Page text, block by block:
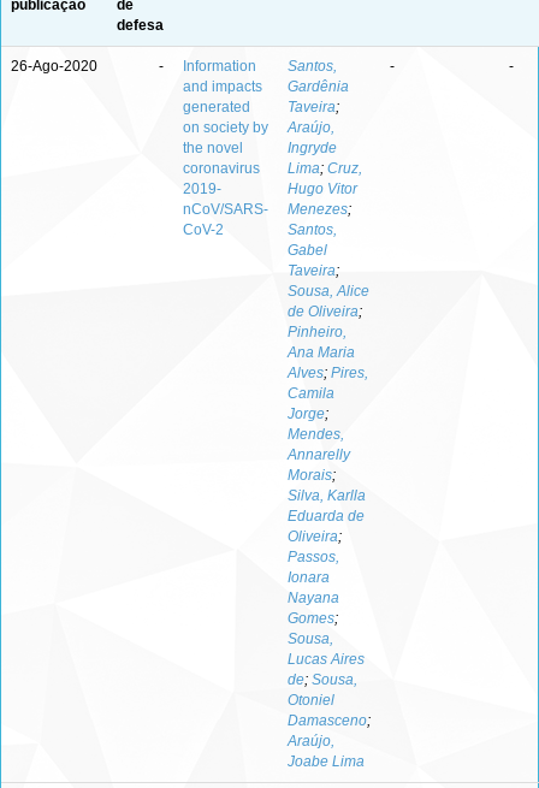
publicação
de
defesa
26-Ago-2020 -
Information
and impacts
generated
on society by
the novel
coronavirus
2019-
nCoV/SARS-
CoV-2
Santos,
Gardênia
Taveira;
Araújo,
Ingryde
Lima; Cruz,
Hugo Vitor
Menezes;
Santos,
Gabel
Taveira;
Sousa, Alice
de Oliveira;
Pinheiro,
Ana Maria
Alves; Pires,
Camila
Jorge;
Mendes,
Annarelly
Morais;
Silva, Karlla
Eduarda de
Oliveira;
Passos,
Ionara
Nayana
Gomes;
Sousa,
Lucas Aires
de; Sousa,
Otoniel
Damasceno;
Araújo,
Joabe Lima
- -